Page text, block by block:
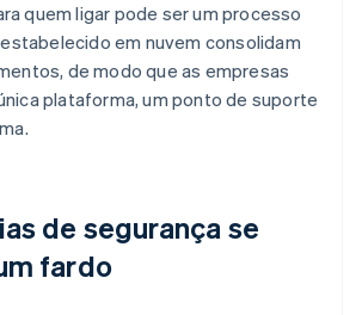
quem ligar pode ser um processo
em nuvem consolidam
de modo que as empresas
plataforma, um ponto de suporte
de segurança se
fardo